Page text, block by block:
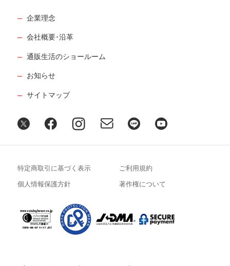
企業理念
会社概要･沿革
通販生活のショールーム
お知らせ
サイトマップ
特定商取引に基づく表示 ご利用規約
個人情報保護方針 著作権について